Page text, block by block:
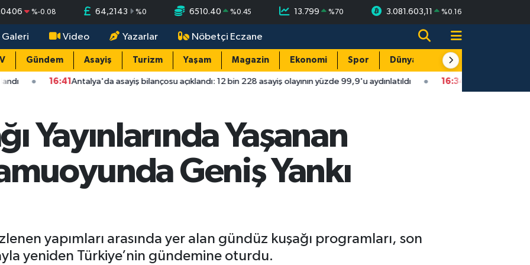
%-0.08 64,2143 %0 6510.40 %0.45 13.799 %70 3.081.603,11 %0.16
Galeri Video Yazarlar Nöbetçi Eczane
Gündem Asayiş Turizm Yaşam Magazin Ekonomi Spor Dünya Resmi Reklamlar
16:41 Antalya'da asayiş bilançosu açıklandı: 12 bin 228 asayiş olayının yüzde 99,9'u aydınlatıldı 16:34Isparta'da faytonu
Yayınlarında Yaşanan
Geniş Yankı
yapımları arasında yer alan gündüz kuşağı programları, son
yeniden Türkiye’nin gündemine oturdu.